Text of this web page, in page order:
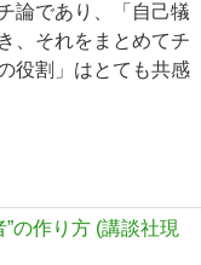
論であり、「自己犠
、それをまとめてチ
役割」はとても共感
の作り方 (講談社現